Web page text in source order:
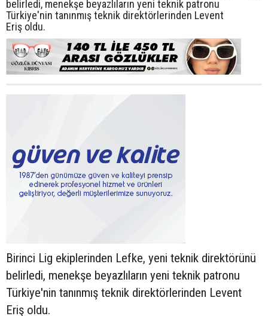
belirledi, menekşe beyazlıların yeni teknik patronu
Türkiye'nin tanınmış teknik direktörlerinden Levent
Eriş oldu.
Birinci Lig ekiplerinden Lefke, yeni teknik direktörünü
belirledi, menekşe beyazlıların yeni teknik patronu
Türkiye'nin tanınmış teknik direktörlerinden Levent
Eriş oldu.